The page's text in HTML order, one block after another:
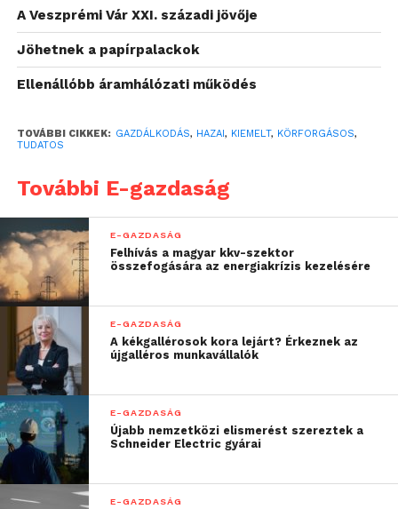
vállalatok értékének összetétele. Míg az 1980-as
években a vállalatok értékének 80%-át tárgyi
eszközök, például gépek és épületek tették ki, ma
már ez az arány 10%-ra csökkent. Napjainkban egy
javak, köztük a szellemi tulajdonjogok és a
márkaérték határozza meg. Ez különösen fontos a
szabadalmak és a fenntartható technológiák
védelme hosszú távon biztosítja a gazdasági
növekedést.
A Veszprémi Vár XXI. századi jövője
Jöhetnek a papírpalackok
Ellenállóbb áramhálózati működés
TOVÁBBI CIKKEK: GAZDÁLKODÁS, HAZAI , KIEMELT, KÖRFORGÁSOS,
TUDATOS
További E-gazdaság
E-GAZDASÁG
Felhívás a magyar kkv-szektor
összefogására az energiakrízis kezelésére
E-GAZDASÁG
A kékgallérosok kora lejárt? Érkeznek az
újgalléros munkavállalók
E-GAZDASÁG
Újabb nemzetközi elismerést szereztek a
Schneider Electric gyárai
E-GAZDASÁG